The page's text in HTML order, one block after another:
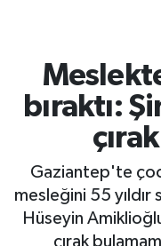
bıraktı:
Gaziantep'te
mesleğini 55 yıldır
Hüseyin
çırak
GÜNDEM
RESMİ İLANLAR
KÖŞE YAZILARI
SİYASET
Bursa Trafik
Süper Lig
Tüm Manşetler
Son Dakika